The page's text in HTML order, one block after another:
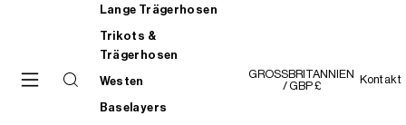
Lange Trägerhosen
Trikots &
Trägerhosen
Westen
Baselayers
GROSSBRITANNIEN
/ GBP £
Kontakt